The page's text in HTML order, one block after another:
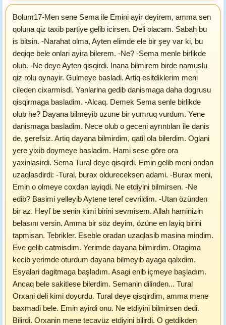
Bolum17-Men sene Sema ile Emini ayir deyirem, amma sen
qoluna qiz taxib partiye gelib icirsen. Deli olacam. Sabah bu
is bitsin. -Narahat olma, Ayten elimde ele bir şey var ki, bu
deqiqe bele onlari ayira bilerem. -Ne? -Sema menle birlikde
olub. -Ne deye Ayten qisqirdi. Inana bilmirem birde namuslu
qiz rolu oynayir. Gulmeye basladi. Artiq esitdiklerim meni
cileden cixarmisdi. Yanlarina gedib danismaga daha dogrusu
qisqirmaga basladim. -Alcaq. Demek Sema senle birlikde
olub he? Dayana bilmeyib uzune bir yumruq vurdum. Yene
danismaga basladim. Nece olub o geceni ayrıntıları ile danis
de, şerefsiz. Artiq dayana bilmirdim, qatil ola bilerdim. Oglani
yere yixib doymeye basladim. Hami sese göre ora
yaxinlasirdi. Sema Tural deye qisqirdi. Emin gelib meni ondan
uzaqlasdirdi: -Tural, burax oldureceksen adami. -Burax meni,
Emin o olmeye coxdan layiqdi. Ne etdiyini bilmirsen. -Ne
edib? Basimi yelleyib Aytene teref cevrildim. -Utan özünden
bir az. Heyf be senin kimi birini sevmisem. Allah haminizin
belasını versin. Amma bir söz deyim, özüne en layiq birini
tapmisan. Tebrikler. Eseble oradan uzaqlasib masina mindim.
Eve gelib catmisdim. Yerimde dayana bilmirdim. Otagima
kecib yerimde oturdum dayana bilmeyib ayaga qalxdim.
Esyalari dagitmaga başladım. Asagi enib içmeye başladım.
Ancaq bele sakitlese bilerdim. Semanin dilinden... Tural
Orxani deli kimi doyurdu. Tural deye qisqirdim, amma mene
baxmadi bele. Emin ayirdi onu. Ne etdiyini bilmirsen dedi.
Bilirdi. Orxanin mene tecavüz etdiyini bilirdi. O getdikden